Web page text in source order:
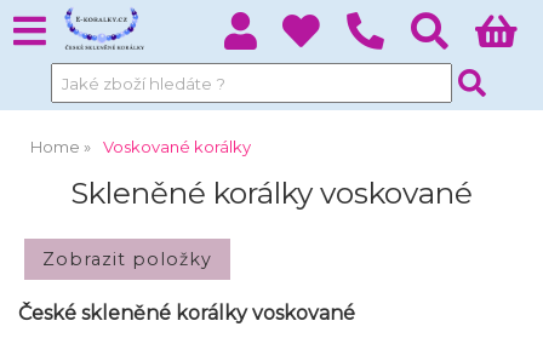
Home Voskované korálky
Skleněné korálky voskované
České skleněné korálky voskované